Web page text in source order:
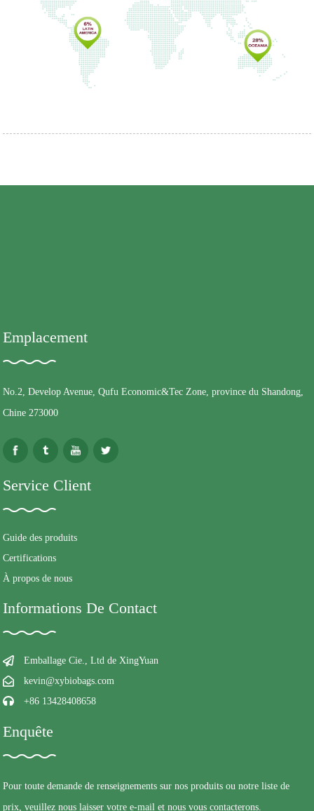
Emplacement
No.2, Develop Avenue, Qufu Economic&Tec Zone, province du Shandong,
Chine 273000
Service Client
Guide des produits
Certifications
À propos de nous
Informations De Contact
Emballage Cie., Ltd de XingYuan
kevin@xybiobags.com
+86 13428408658
Enquête
Pour toute demande de renseignements sur nos produits ou notre liste de
prix, veuillez nous laisser votre e-mail et nous vous contacterons.